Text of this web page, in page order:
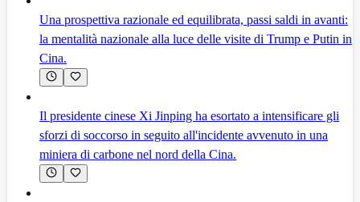
Una prospettiva razionale ed equilibrata, passi saldi in avanti:
la mentalità nazionale alla luce delle visite di Trump e Putin in
Cina.
Il presidente cinese Xi Jinping ha esortato a intensificare gli
sforzi di soccorso in seguito all'incidente avvenuto in una
miniera di carbone nel nord della Cina.